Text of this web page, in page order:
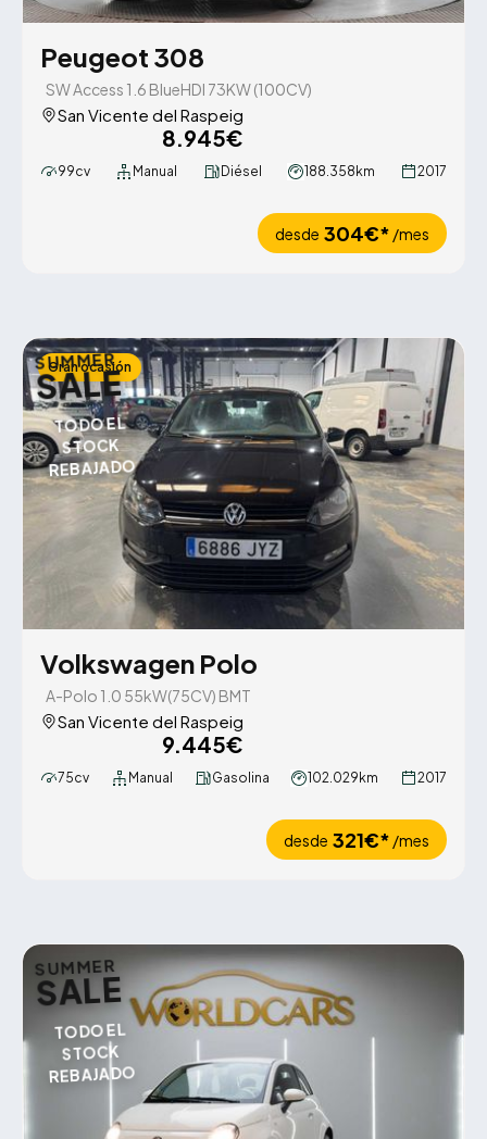
Peugeot 308
SW Access 1.6 BlueHDI 73KW (100CV)
San Vicente del Raspeig
8.945€
99cv Manual Diésel 188.358km 2017
desde 304€* /mes
SUMMER
SALE
TODO EL
STOCK
REBAJADO
Gran ocasión
Volkswagen Polo
A-Polo 1.0 55kW(75CV) BMT
San Vicente del Raspeig
9.445€
75cv Manual Gasolina 102.029km 2017
desde 321€* /mes
SUMMER
SALE
TODO EL
STOCK
REBAJADO